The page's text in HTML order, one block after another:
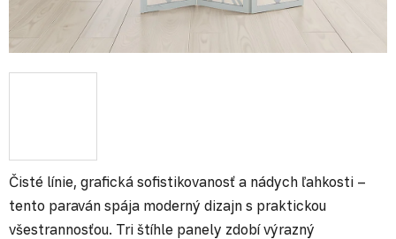
Čisté línie, grafická sofistikovanosť a nádych ľahkosti –
tento paraván spája moderný dizajn s praktickou
všestrannosťou. Tri štíhle panely zdobí výrazný